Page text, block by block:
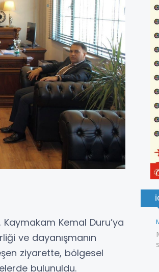
Kemal Duru’ya
ve dayanışmanın
ziyarette, bölgesel
bulunuldu.